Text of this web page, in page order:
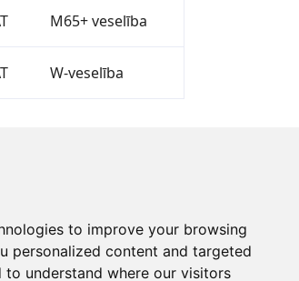
to improve your browsing
personalized content and targeted
understand where our visitors
M65+ veselība
W-veselība